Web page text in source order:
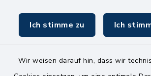
Ich stimme zu Ich
Wir weisen darauf hin, dass wir